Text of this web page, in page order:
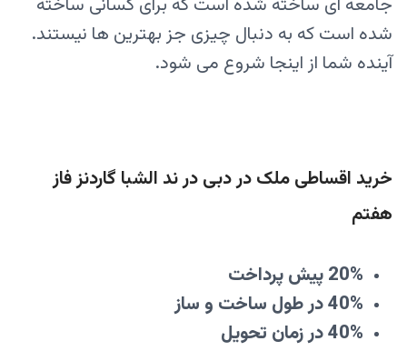
شده است که به دنبال چیزی جز بهترین ها نیستند.
آینده شما از اینجا شروع می شود.
خرید اقساطی ملک در دبی در ند الشبا گاردنز فاز
هفتم
20% پیش پرداخت
40% در طول ساخت و ساز
40% در زمان تحویل